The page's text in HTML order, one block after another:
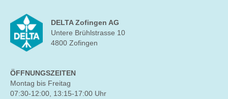
DELTA Zofingen AG
Untere Brühlstrasse 10
4800 Zofingen
ÖFFNUNGSZEITEN
Montag bis Freitag
07:30-12:00, 13:15-17:00 Uhr